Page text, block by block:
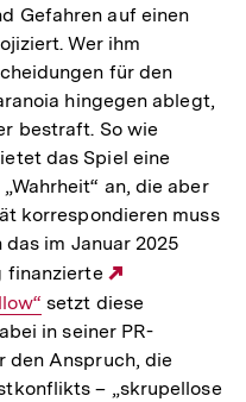
Gefahren auf einen
Wer ihm
für den
hingegen ablegt,
bestraft. So wie
das Spiel eine
an, die aber
korrespondieren muss
das im Januar 2025
finanzierte
Link:
setzt diese
in seiner PR-
den Anspruch, die
– „skrupellose